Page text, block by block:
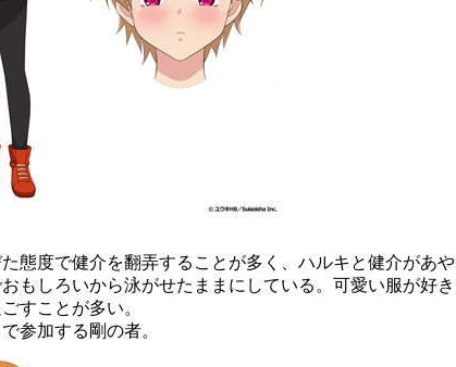
態度で健介を翻弄することが多く、ハルキと健介があや
もしろいから泳がせたままにしている。可愛い服が好き
すことが多い。
参加する剛の者。